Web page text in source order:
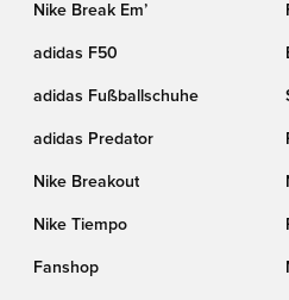
Nike Break Em’
adidas F50
adidas Fußballschuhe
adidas Predator
Nike Breakout
Nike Tiempo
Fanshop